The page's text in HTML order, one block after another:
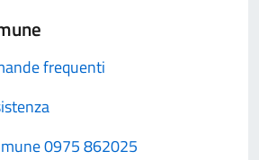
frequenti
0975 862025